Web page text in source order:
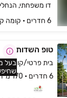
דו משפחתי,
6 חדרים • קומה ‎קרקע‏ • 375 מ״ר
טופ השדות
בית פרטי/קוטג,
6 חדרים • 170 מ״ר
בעל